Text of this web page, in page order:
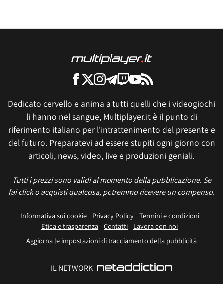
Dedicato cervello e anima a tutti quelli che i videogiochi
li hanno nel sangue, Multiplayer.it è il punto di
riferimento italiano per l'intrattenimento del presente e
del futuro. Preparatevi ad essere stupiti ogni giorno con
articoli, news, video, live e produzioni geniali.
Tutti i prezzi sono validi al momento della pubblicazione. Se
fai click o acquisti qualcosa, potremmo ricevere un compenso.
Informativa sui cookie Privacy Policy
Termini e condizioni
Etica e trasparenza Contatti
Lavora con noi
Aggiorna le impostazioni di tracciamento della pubblicità
IL NETWORK